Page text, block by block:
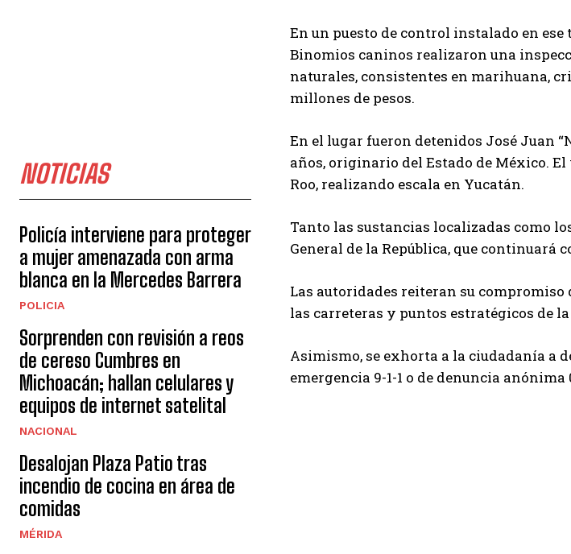
NOTICIAS
Policía interviene para proteger
a mujer amenazada con arma
blanca en la Mercedes Barrera
POLICIA
Sorprenden con revisión a reos
de cereso Cumbres en
Michoacán; hallan celulares y
equipos de internet satelital
NACIONAL
Desalojan Plaza Patio tras
incendio de cocina en área de
comidas
MÉRIDA
En un puesto de control instalado en
Binomios caninos realizaron una
naturales, consistentes en marihuana,
millones de pesos.
En el lugar fueron detenidos José Juan
años, originario del Estado de México.
Roo, realizando escala en Yucatán.
Tanto las sustancias localizadas como
General de la República, que
Las autoridades reiteran su
las carreteras y puntos estratégicos de
Asimismo, se exhorta a la ciudadanía a
emergencia 9-1-1 o de denuncia anónima